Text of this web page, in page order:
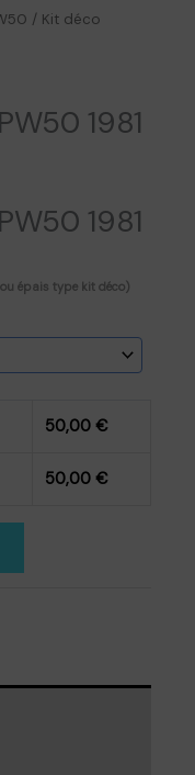
/ Kit déco
1981
1981
épais type kit déco)
50,00€
50,00€